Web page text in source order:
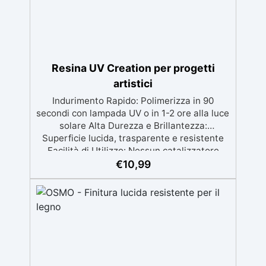
principianti.
Resina UV Creation per progetti
artistici
Indurimento Rapido: Polimerizza in 90
secondi con lampada UV o in 1-2 ore alla luce
solare Alta Durezza e Brillantezza:
Superficie lucida, trasparente e resistente
Facilità di Utilizzo: Nessun catalizzatore
richiesto, applicala e indurisce subito
decorazioni personalizzate Nuova Formula:
Non lascia superfici appiccicose, risultato
€10,99